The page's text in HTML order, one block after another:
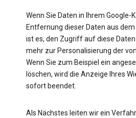
Wenn Sie Daten in Ihrem
Entfernung dieser Daten aus
ist es, den Zugriff auf diese
mehr zur Personalisierung der
Wenn Sie zum Beispiel ein
löschen, wird die Anzeige Ihres
sofort beendet.
Als Nächstes leiten wir ein